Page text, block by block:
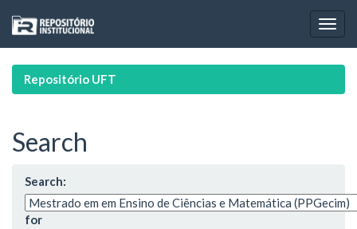
navigation
Repositório UFT
Search
Search:
for